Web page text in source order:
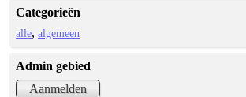
Categorieën
alle algemeen
Admin gebied
Aanmelden